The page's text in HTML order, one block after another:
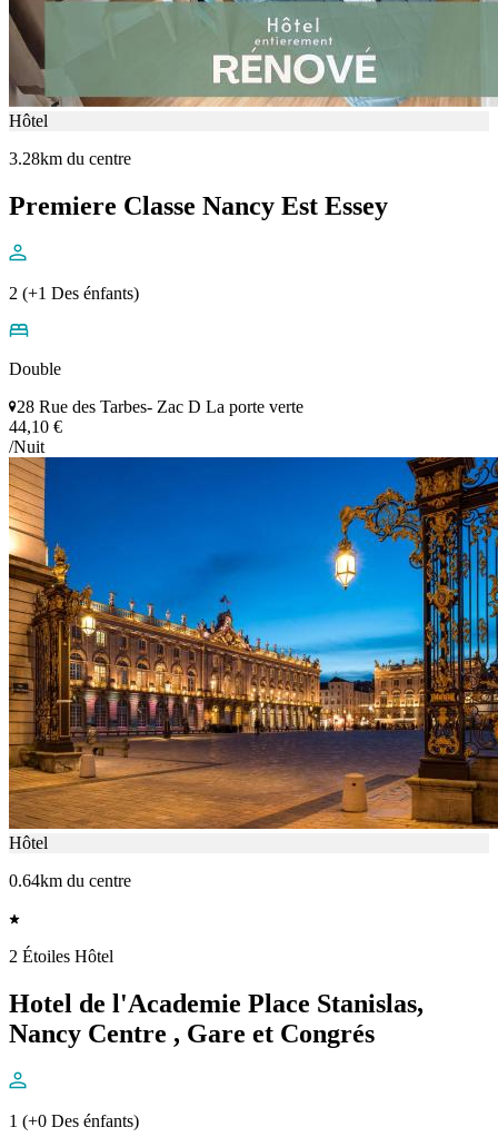
Hôtel
3.28km du centre
Premiere Classe Nancy Est Essey
2 (+1 Des énfants)
Double
28 Rue des Tarbes- Zac D La porte verte
44,10 €
/Nuit
Hôtel
0.64km du centre
2 Étoiles Hôtel
Hotel de l'Academie Place Stanislas,
Nancy Centre , Gare et Congrés
1 (+0 Des énfants)